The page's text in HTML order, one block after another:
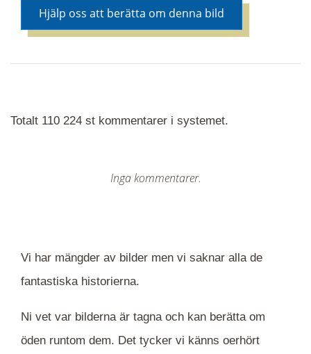
Hjälp oss att berätta om denna bild
Totalt 110 224 st kommentarer i systemet.
Inga kommentarer.
Vi har mängder av bilder men vi saknar alla de
fantastiska historierna.
Ni vet var bilderna är tagna och kan berätta om
öden runtom dem. Det tycker vi känns oerhört